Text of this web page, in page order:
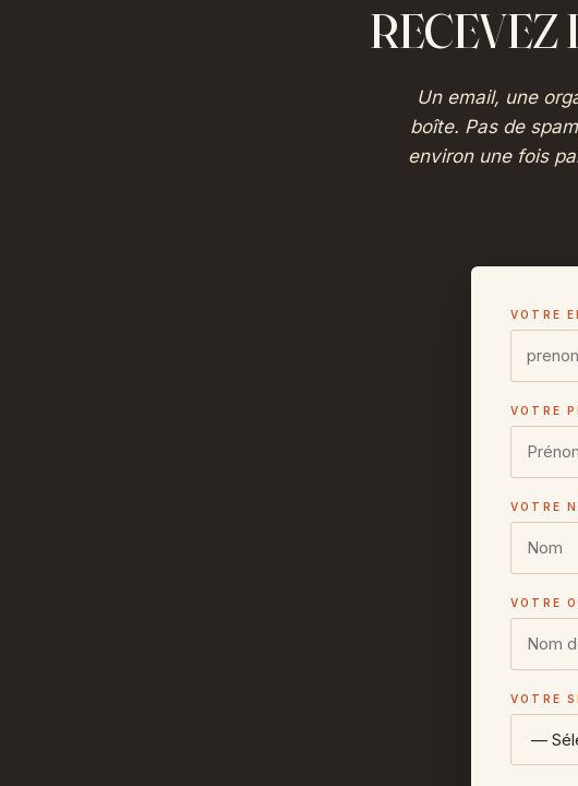
RECEVEZ
Un email, une
boîte. Pas de
environ une fois
VOTRE
VOTRE
VOTRE
VOTRE
VOTRE